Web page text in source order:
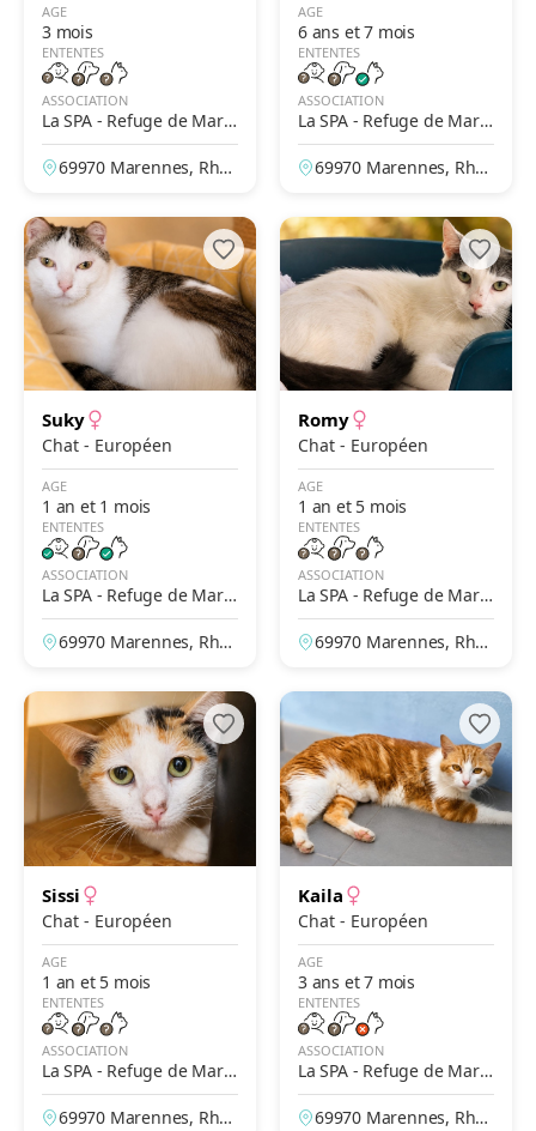
AGE
3 mois
ENTENTES
ASSOCIATION
La SPA - Refuge de Mare
nnes – Lyon
69970 Marennes, Rhô
AGE
6 ans et 7 mois
ENTENTES
ASSOCIATION
La SPA - Refuge de Mare
nnes – Lyon
69970 Marennes, Rhô
Suky
Chat - Européen
AGE
1 an et 1 mois
ENTENTES
ASSOCIATION
La SPA - Refuge de Mare
nnes – Lyon
69970 Marennes, Rhô
Romy
Chat - Européen
AGE
1 an et 5 mois
ENTENTES
ASSOCIATION
La SPA - Refuge de Mare
nnes – Lyon
69970 Marennes, Rhô
Sissi
Chat - Européen
AGE
1 an et 5 mois
ENTENTES
ASSOCIATION
La SPA - Refuge de Mare
nnes – Lyon
69970 Marennes, Rhô
Kaila
Chat - Européen
AGE
3 ans et 7 mois
ENTENTES
ASSOCIATION
La SPA - Refuge de Mare
nnes – Lyon
69970 Marennes, Rhô